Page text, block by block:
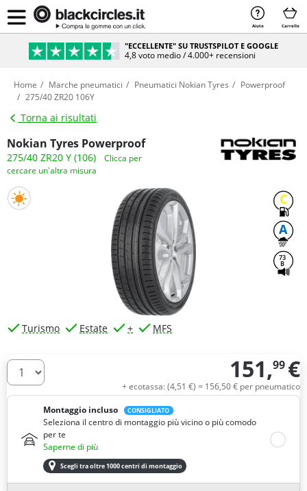
Aiuto Carrello
"ECCELLENTE" SU TRUSTSPILOT E GOOGLE
4,8 voto medio / 4.000+ recensioni
Home Marche pneumatici Pneumatici Nokian Tyres
Powerproof
275/40 ZR20 106Y
Torna ai risultati
Nokian Tyres Powerproof
275/40 ZR20 Y (106)
Clicca per
cercare un'altra misura
C
A
73
B
Turismo Estate + MFS
Quantità 151,99 €
+ ecotassa: (4,51 €) = 156,50€ per pneumatico
Montaggio incluso
CONSIGLIATO
Seleziona il centro di montaggio più vicino o più comodo
per te
Saperne di più
Scegli tra oltre 1000 centri di montaggio